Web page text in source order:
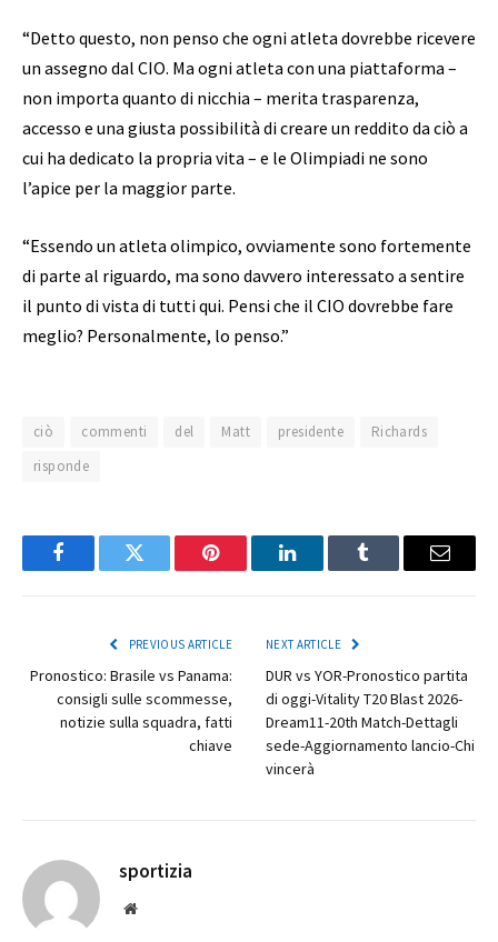
“Detto questo, non penso che ogni atleta dovrebbe ricevere
un assegno dal CIO. Ma ogni atleta con una piattaforma –
non importa quanto di nicchia – merita trasparenza,
accesso e una giusta possibilità di creare un reddito da ciò a
cui ha dedicato la propria vita – e le Olimpiadi ne sono
l’apice per la maggior parte.
“Essendo un atleta olimpico, ovviamente sono fortemente
di parte al riguardo, ma sono davvero interessato a sentire
il punto di vista di tutti qui. Pensi che il CIO dovrebbe fare
meglio? Personalmente, lo penso.”
ciò commenti del Matt presidente
Richards
risponde
FacebookTwitter Pinterest LinkedInTumblr Email
PREVIOUS ARTICLE
Pronostico: Brasile vs Panama:
consigli sulle scommesse,
notizie sulla squadra, fatti
chiave
NEXT ARTICLE
DUR vs YOR-Pronostico partita
di oggi-Vitality T20 Blast 2026-
Dream11-20th Match-Dettagli
sede-Aggiornamento lancio-Chi
vincerà
sportizia
Website